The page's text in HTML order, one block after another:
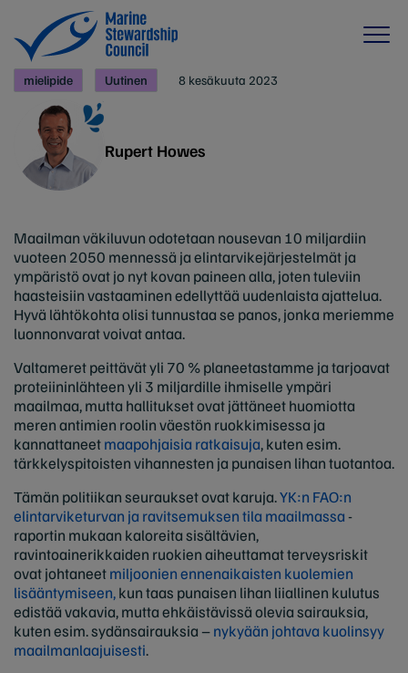
mielipide Uutinen 8 kesäkuuta 2023
Rupert Howes
Maailman väkiluvun odotetaan nousevan 10 miljardiin
vuoteen 2050 mennessä ja elintarvikejärjestelmät ja
ympäristö ovat jo nyt kovan paineen alla, joten tuleviin
haasteisiin vastaaminen edellyttää uudenlaista ajattelua.
Hyvä lähtökohta olisi tunnustaa se panos, jonka meriemme
luonnonvarat voivat antaa.
Valtameret peittävät yli 70 % planeetastamme ja tarjoavat
proteiininlähteen yli 3 miljardille ihmiselle ympäri
maailmaa, mutta hallitukset ovat jättäneet huomiotta
meren antimien roolin väestön ruokkimisessa ja
kannattaneetmaapohjaisia ​​ratkaisuja, kuten esim.
tärkkelyspitoisten vihannesten ja punaisen lihan tuotantoa.
Tämän politiikan seuraukset ovat karuja.YK:n FAO:n
elintarviketurvan ja ravitsemuksen tila maailmassa -
raportin mukaan kaloreita sisältävien,
ravintoainerikkaiden ruokien aiheuttamat terveysriskit
ovat johtaneetmiljoonien ennenaikaisten kuolemien
lisääntymiseen,kun taas punaisen lihan liiallinen kulutus
edistää vakavia, mutta ehkäistävissä olevia sairauksia,
kuten esim. sydänsairauksia –nykyään johtava kuolinsyy
maailmanlaajuisesti.